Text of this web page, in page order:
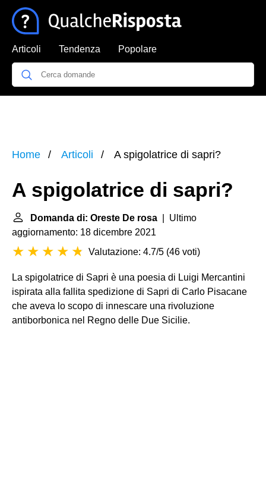
Articoli Tendenza Popolare
Home Articoli A spigolatrice di sapri?
A spigolatrice di sapri?
Domanda di: Oreste De rosa | Ultimo
aggiornamento: 18 dicembre 2021
Valutazione: 4.7/5 (46 voti)
La spigolatrice di Sapri è una poesia di Luigi Mercantini
ispirata alla fallita spedizione di Sapri di Carlo Pisacane
che aveva lo scopo di innescare una rivoluzione
antiborbonica nel Regno delle Due Sicilie.